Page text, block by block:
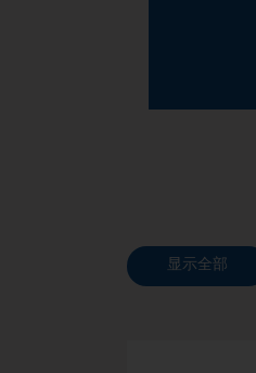
显示全部